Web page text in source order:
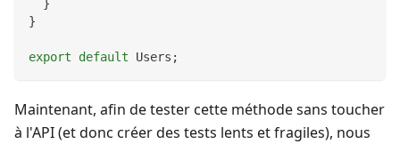
}
}
export default Users ;
Maintenant, afin de tester cette méthode sans toucher
à l'API (et donc créer des tests lents et fragiles), nous